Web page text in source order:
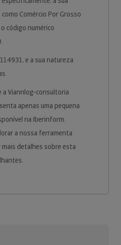
Comércio Por Grosso
código numérico
e a sua natureza
a Viannlog-consultoria
apenas uma pequena
na Iberinform.
a nossa ferramenta
detalhes sobre esta